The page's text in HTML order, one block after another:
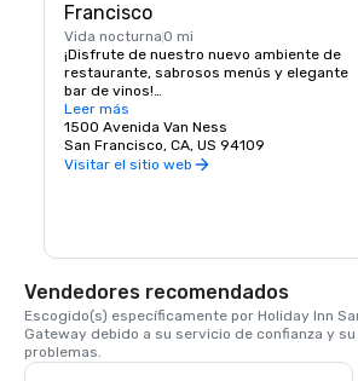
Francisco
Vida nocturna 0 mi
¡Disfrute de nuestro nuevo ambiente de
restaurante, sabrosos menús y elegante
bar de vinos!
Los huéspedes que se alojen en el hotel
Holiday Inn San Francisco no tienen que
ir muy lejos para encontrar un delicioso
artesanal local e internacional, un bar de
selección de licores y un menú de platos
de uno de los barrios emblemáticos de
San Francisco. El bar y restaurante R-O-
H es la pieza central de nuestro nuevo y
activo lobby, que dará la bienvenida a los
Leer más
1500 Avenida Van Ness
San Francisco, CA, US 94109
Visitar el sitio web
Vendedores recomendados
Escogido(s) específicamente por Holiday Inn
Gateway debido a su servicio de confianza y
problemas.